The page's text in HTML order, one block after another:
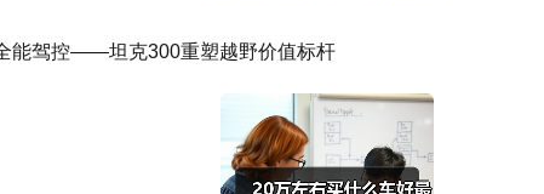
能驾控——坦克300重塑越野价值标杆